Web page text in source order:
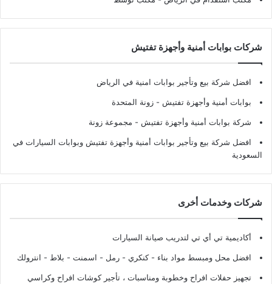
شركات بوابات أمنية وأجهزة تفتيش
افضل شركة بيع وتأجير بوابات امنية في الرياض
بوابات أمنية وأجهزة تفتيش - زونة المتحدة
شركة بوابات أمنية وأجهزة تفتيش - مجموعة زونة
افضل شركة بيع وتأجير بوابات أمنية وأجهزة تفتيش وبوابات السيارات في
السعودية
شركات وخدمات أخرى
أكاديمية تي أي تي لتدريب صيانة السيارات
افضل محل ومبسط مواد بناء - كنكري - رمل - اسمنت - بلاط - انترولك
تجهيز حفلات افراح وخطوبة ومناسبات ، تأجير كوشات افراح وكراسي